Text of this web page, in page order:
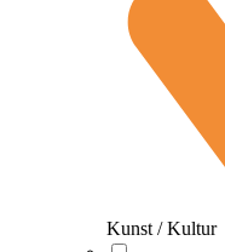
Kunst / Kultur